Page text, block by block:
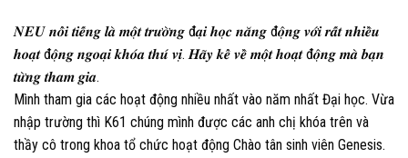
𝑵𝑬𝑼 𝒏𝒐̂̉𝒊 𝒕𝒊𝒆̂́𝒏𝒈 𝒍𝒂̀ 𝒎𝒐̣̂𝒕 𝒕𝒓𝒖̛𝒐̛̀𝒏𝒈 đ𝒂̣𝒊 𝒉𝒐̣𝒄 𝒏𝒂̆𝒏𝒈 đ𝒐̣̂𝒏𝒈 𝒗𝒐̛́𝒊 𝒓𝒂̂́𝒕 𝒏𝒉𝒊𝒆̂̀𝒖
𝒉𝒐𝒂̣𝒕 đ𝒐̣̂𝒏𝒈 𝒏𝒈𝒐𝒂̣𝒊 𝒌𝒉𝒐́𝒂 𝒕𝒉𝒖́ 𝒗𝒊̣. 𝑯𝒂̃𝒚 𝒌𝒆̂̉ 𝒗𝒆̂̀ 𝒎𝒐̣̂𝒕 𝒉𝒐𝒂̣𝒕 đ𝒐̣̂𝒏𝒈 𝒎𝒂̀ 𝒃𝒂̣𝒏
𝒕𝒖̛̀𝒏𝒈 𝒕𝒉𝒂𝒎 𝒈𝒊𝒂.
Mình tham gia các hoạt động nhiều nhất vào năm nhất Đại học. Vừa
nhập trường thì K61 chúng mình được các anh chị khóa trên và
thầy cô trong khoa tổ chức hoạt động Chào tân sinh viên Genesis.